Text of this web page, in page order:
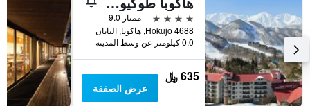
4 نجوم
ممتاز 9.0
4688 Hokujo, هاكوبا, اليابان
0.0 كيلومتر عن وسط المدينة
635 ﷼
عرض الصفقة